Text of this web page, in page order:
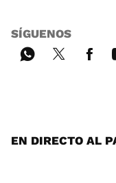
SÍGUENOS
EN DIRECTO AL